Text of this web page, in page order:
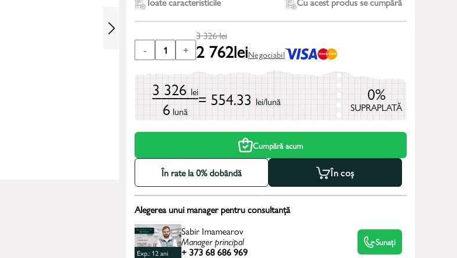
- 1 +
3 326lei
2 762leiNegociabil
3 326 lei
6 lună
= 554.33 lei/lună 0%
SUPRAPLATĂ
Cumpără acum
În rate la 0% dobândă În coș
Alegerea unui manager pentru consultanță
Exp.: 12 ani
Sabir Imamearov
Manager principal
+ 373 68 686 969
Sunați